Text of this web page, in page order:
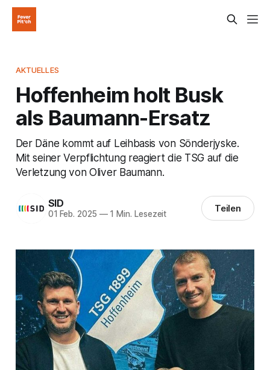
AKTUELLES
Hoffenheim holt Busk
als Baumann-Ersatz
Der Däne kommt auf Leihbasis von Sönderjyske.
Mit seiner Verpflichtung reagiert die TSG auf die
Verletzung von Oliver Baumann.
SID
01 Feb. 2025 —1 Min. Lesezeit Teilen